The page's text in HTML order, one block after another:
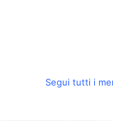
Segui tutti i